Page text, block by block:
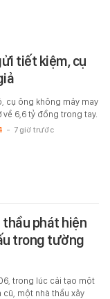
tiết kiệm, cụ
cụ ông không mảy may
về 6,6 tỷ đồng trong tay.
- 7 giờ trước
thầu phát hiện
trong tường
trong lúc cải tạo một
cũ, một nhà thầu xây